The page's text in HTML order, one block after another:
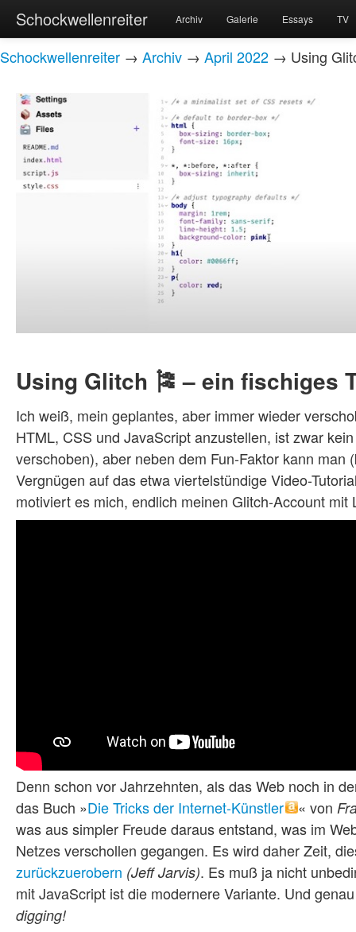
Schockwellenreiter Archiv Galerie Essays TV
Schockwellenreiter → Archiv → April 2022 → Using
Using Glitch 🎏 – ein fischiges
Ich weiß, mein geplantes, aber immer wieder
HTML, CSS und JavaScript anzustellen, ist zwar
verschoben), aber neben dem Fun-Faktor kann
Vergnügen auf das etwa viertelstündige Video-
motiviert es mich, endlich meinen Glitch-Account mit
Denn schon vor Jahrzehnten, als das Web noch in
das Buch »Die Tricks der Internet-Künstler « von
was aus simpler Freude daraus entstand, was im
Netzes verschollen gegangen. Es wird daher Zeit,
zurückzuerobern (Jeff Jarvis). Es muß ja nicht
mit JavaScript ist die modernere Variante. Und
digging!